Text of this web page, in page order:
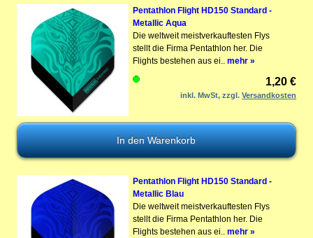
Pentathlon Flight HD150 Standard -
Metallic Aqua
Die weltweit meistverkauftesten Flys
stellt die Firma Pentathlon her. Die
Flights bestehen aus ei.. mehr »
1,20 €
inkl. MwSt, zzgl.Versandkosten
Pentathlon Flight HD150 Standard -
Metallic Blau
Die weltweit meistverkauftesten Flys
stellt die Firma Pentathlon her. Die
Flights bestehen aus ei.. mehr »